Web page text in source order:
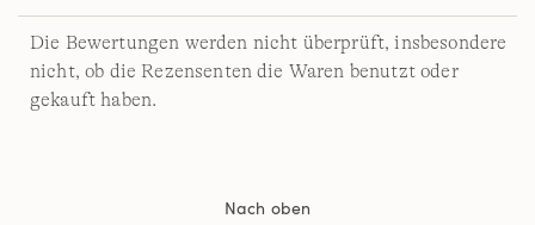
Die Bewertungen werden nicht überprüft, insbesondere
nicht, ob die Rezensenten die Waren benutzt oder
gekauft haben.
Nach oben